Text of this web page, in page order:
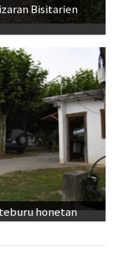
Bisitarien
honetan